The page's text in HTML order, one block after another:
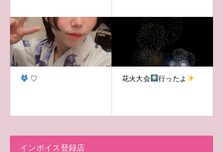
♡ 花火大会 行ったよ
インボイス登録店